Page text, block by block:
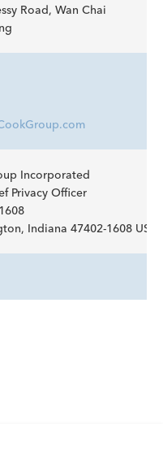
Road, Wan Chai
Incorporated
Privacy Officer
Indiana 47402-1608 USA